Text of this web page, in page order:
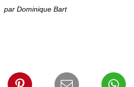
par Dominique Bart